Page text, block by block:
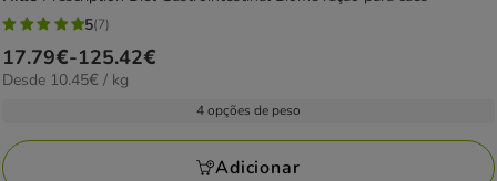
5
estrelas
com
avaliações
5(7)
Preço
de
125.42€
17.79€-125.42€
10.45€
Desde 10.45€ / kg
4 opções de peso
Adicionar